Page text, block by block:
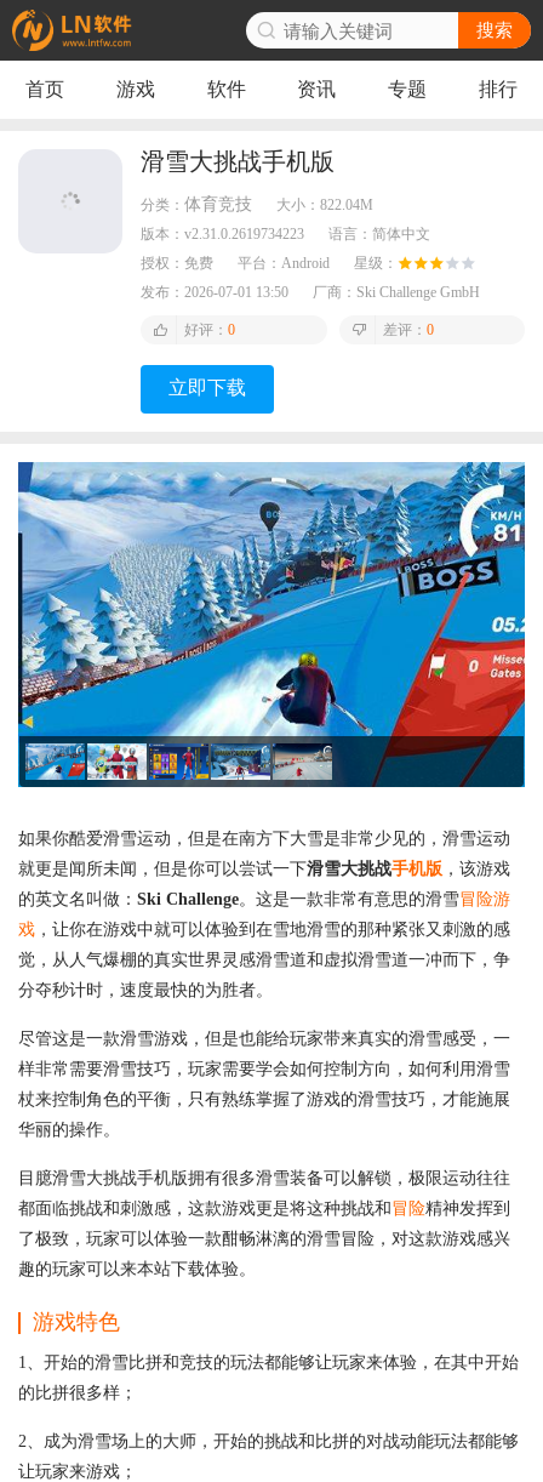
搜索
首页 游戏 软件 资讯 专题 排行
滑雪大挑战手机版
分类： 体育竞技 大小： 822.04M
版本： v2.31.0.2619734223 语言： 简体中文
授权： 免费 平台： Android
星级：
发布： 2026-07-01 13:50 厂商： Ski Challenge GmbH
好评： 0 差评： 0
立即下载
如果你酷爱滑雪运动，但是在南方下大雪是非常少见的，滑雪运动
就更是闻所未闻，但是你可以尝试一下滑雪大挑战手机版 ，该游戏
的英文名叫做： Ski Challenge。这是一款非常有意思的滑雪冒险游
戏 ，让你在游戏中就可以体验到在雪地滑雪的那种紧张又刺激的感
觉，从人气爆棚的真实世界灵感滑雪道和虚拟滑雪道一冲而下，争
分夺秒计时，速度最快的为胜者。
尽管这是一款滑雪游戏，但是也能给玩家带来真实的滑雪感受，一
样非常需要滑雪技巧，玩家需要学会如何控制方向，如何利用滑雪
杖来控制角色的平衡，只有熟练掌握了游戏的滑雪技巧，才能施展
华丽的操作。
目臆滑雪大挑战手机版拥有很多滑雪装备可以解锁，极限运动往往
都面临挑战和刺激感，这款游戏更是将这种挑战和冒险精神发挥到
了极致，玩家可以体验一款酣畅淋漓的滑雪冒险，对这款游戏感兴
趣的玩家可以来本站下载体验。
游戏特色
1、开始的滑雪比拼和竞技的玩法都能够让玩家来体验，在其中开始
的比拼很多样；
2、成为滑雪场上的大师，开始的挑战和比拼的对战动能玩法都能够
让玩家来游戏；